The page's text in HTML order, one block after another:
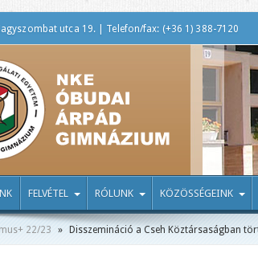
utca 19. | Telefon/fax: (+36 1) 388-7120
FELVÉTEL RÓLUNK KÖZÖSSÉGEINK
22/23 » Disszemináció a Cseh Köztársaságban